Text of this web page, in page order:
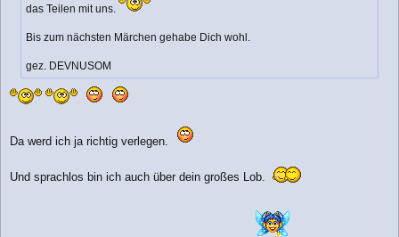
das Teilen mit uns.
Bis zum nächsten Märchen gehabe Dich wohl.
gez. DEVNUSOM
Da werd ich ja richtig verlegen.
Und sprachlos bin ich auch über dein großes Lob.